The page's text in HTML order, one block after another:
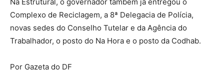
Complexo de Reciclagem, a 8ª Delegacia de Polícia,
novas sedes do Conselho Tutelar e da Agência do
Trabalhador, o posto do Na Hora e o posto da Codhab.
Por Gazeta do DF